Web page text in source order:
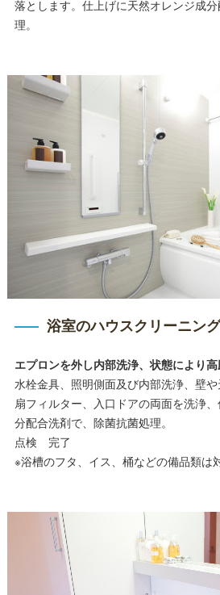
落とします。仕上げに天然オレンジ成
理。
浴室のハウスクリーニング
エプロンを外し内部洗浄、状態により
水栓金具、照明側面及び内部洗浄、壁
扇フィルター、入口ドアの両面を洗浄
分配合洗剤で、除菌抗菌処理。
点検 完了
※浴槽のフタ、イス、桶などの備品類は